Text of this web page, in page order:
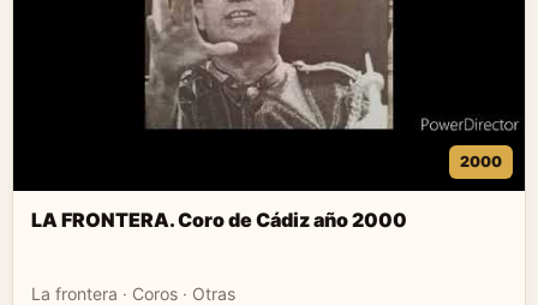
2000
LA FRONTERA. Coro de Cádiz año 2000
La frontera · Coros · Otras